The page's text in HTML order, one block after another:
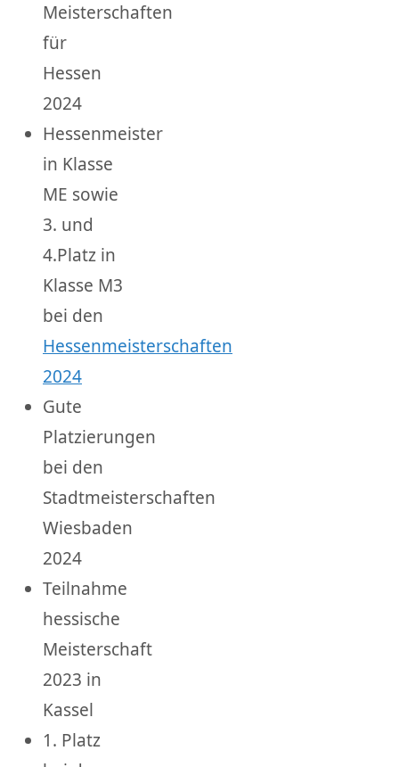
Meisterschaften
für
Hessen
2024
Hessenmeister
in Klasse
ME sowie
3. und
4.Platz in
Klasse M3
bei den
Hessenmeisterschaften
2024
Gute
Platzierungen
bei den
Stadtmeisterschaften
Wiesbaden
2024
Teilnahme
hessische
Meisterschaft
2023 in
Kassel
1. Platz